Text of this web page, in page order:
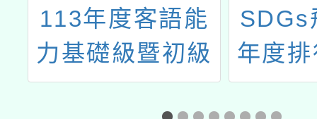
113年度客語能
力基礎級暨初級
認證
SDGs
年度